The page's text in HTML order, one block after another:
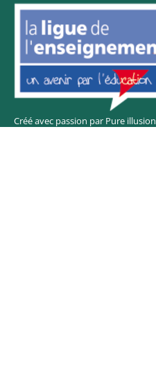
Créé avec passion par Pure illusion